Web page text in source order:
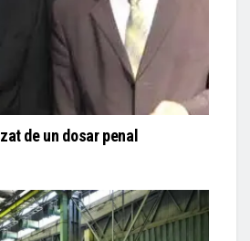
de un dosar penal